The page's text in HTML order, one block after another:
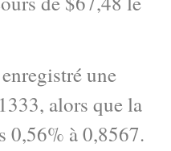
une
alors que la
0,56% à 0,8567.